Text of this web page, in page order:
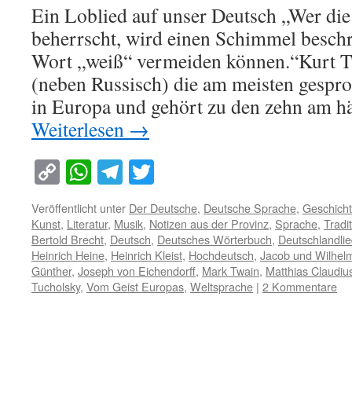
Ein Loblied auf unser Deutsch „Wer
beherrscht, wird einen Schimmel
Wort „weiß“ vermeiden können.“Kurt
(neben Russisch) die am meisten
in Europa und gehört zu den zehn am
Weiterlesen →
Copy
Link
WhatsApp
Telegram
Veröffentlicht unter Der Deutsche, Deutsche Sprache,
Kunst, Literatur, Musik, Notizen aus der Provinz, Sprache,
Bertold Brecht, Deutsch, Deutsches Wörterbuch,
Heinrich Heine, Heinrich Kleist, Hochdeutsch, Jacob und
Günther, Joseph von Eichendorff, Mark Twain, Matthias
Tucholsky, Vom Geist Europas, Weltsprache | 2 Kommentare